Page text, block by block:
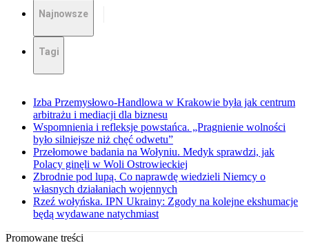
Najnowsze
Tagi
Izba Przemysłowo-Handlowa w Krakowie była jak centrum
arbitrażu i mediacji dla biznesu
Wspomnienia i refleksje powstańca. „Pragnienie wolności
było silniejsze niż chęć odwetu”
Przełomowe badania na Wołyniu. Medyk sprawdzi, jak
Polacy ginęli w Woli Ostrowieckiej
Zbrodnie pod lupą. Co naprawdę wiedzieli Niemcy o
własnych działaniach wojennych
Rzeź wołyńska. IPN Ukrainy: Zgody na kolejne ekshumacje
będą wydawane natychmiast
Promowane treści